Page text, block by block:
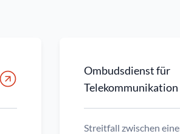
Ombudsdienst für
Telekommunikation
Streitfall zwischen